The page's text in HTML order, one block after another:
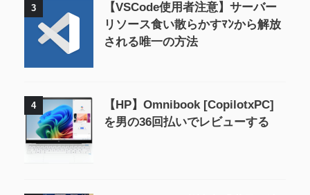
3
【VSCode使用者注意】サーバー
リソース食い散らかすﾏﾝから解放
される唯一の方法
4
【HP】Omnibook [CopilotxPC]
を男の36回払いでレビューする